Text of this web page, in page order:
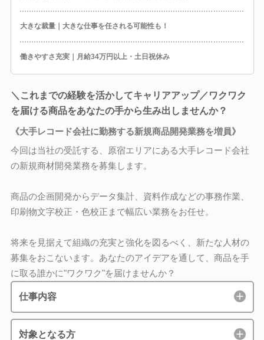
大きな裁量｜大きな仕事を任される可能性も！
働きやすさ充実｜月給34万円以上・土日祝休み
＼これまでの経験を活かしてキャリアアップ／ワクワク
を届ける商品をあなたの手から生み出しませんか？
《大手レコード会社に勤務する新規商品開発業務を増員》
今回は当社の受託する、原宿エリアにある大手レコード会社
の新規商材開発業務を募集します。
商品の企画開発からデータ集計、資料作成などの事務作業、
印刷物文字校正・色校正まで幅広い業務をお任せ。
将来を見据えて組織の充実と強化を図るべく、新たな人材の
募集をおこないます。あなたのアイデアを通して、商品を手
に取る誰かに"ワクワク"を届けませんか？
仕事内容
対象となる方